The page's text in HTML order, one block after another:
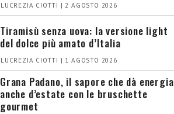
LUCREZIA CIOTTI | 2 AGOSTO 2026
Tiramisù senza uova: la versione light
del dolce più amato d’Italia
LUCREZIA CIOTTI | 1 AGOSTO 2026
Grana Padano, il sapore che dà energia
anche d’estate con le bruschette
gourmet